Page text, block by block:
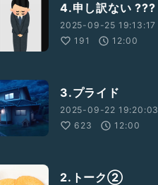
4.申し訳ない ???
2025-09-25 19:13:17
191
12:00
3.プライド
2025-09-22 19:20:03
623
12:00
2.トーク②